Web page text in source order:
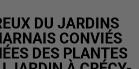
DU JARDINS
CONVIÉS
DES PLANTES